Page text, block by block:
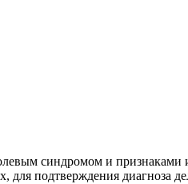
синдромом и
для подтверждения диагноза